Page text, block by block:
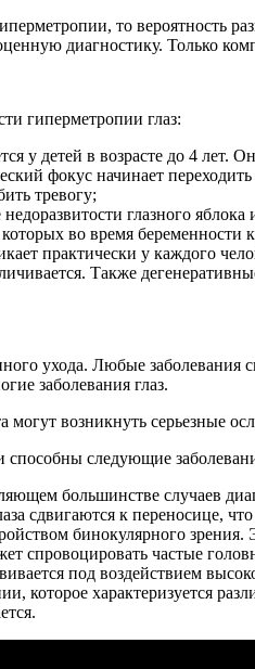
то вероятность
диагностику. Только
гиперметропии глаз:
у детей в возрасте до 4
фокус начинает
тревогу;
глазного
во время
практически у каждого
Также
ухода. Любые
заболевания глаз.
возникнуть серьезные
следующие
большинстве случаев
сдвигаются к переносице,
бинокулярного
спровоцировать частые
под воздействием
которое характеризуется